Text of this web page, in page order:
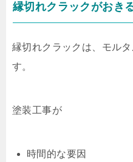
縁切れクラックがおき
縁切れクラックは、モル
す。
塗装工事が
時間的な要因